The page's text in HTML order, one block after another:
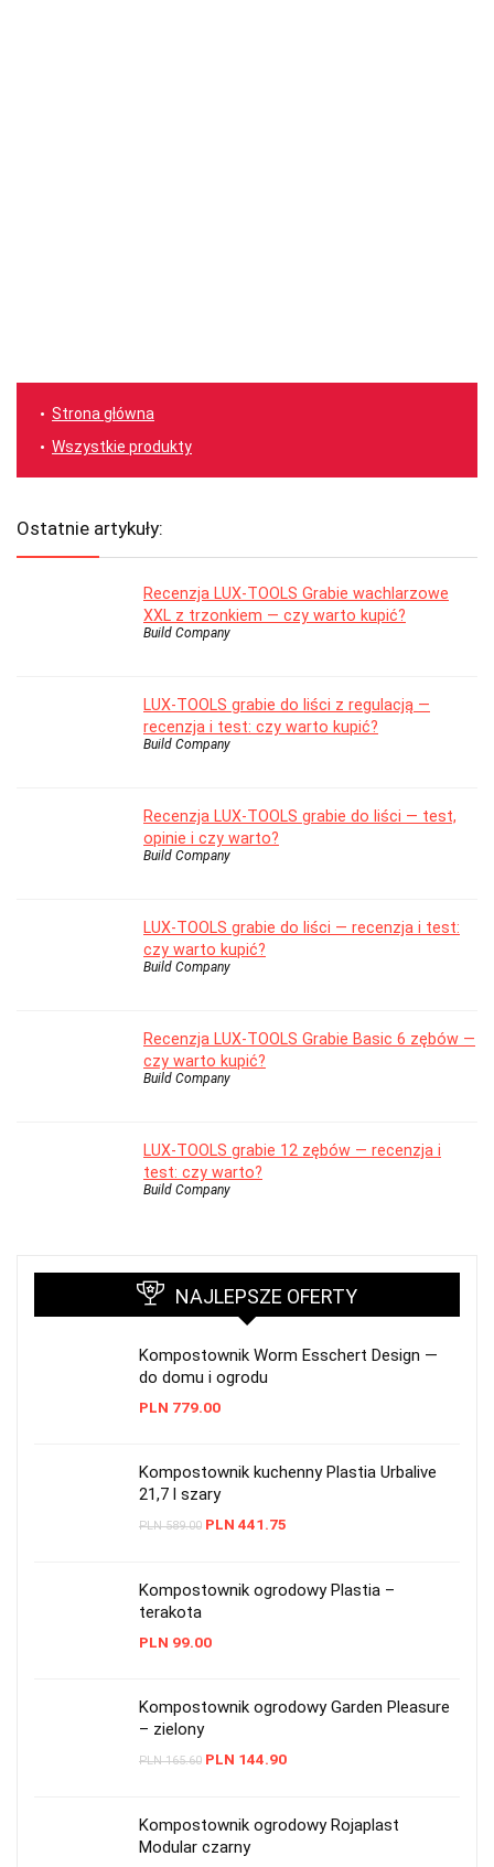
Strona główna
Wszystkie produkty
Ostatnie artykuły:
Recenzja LUX-TOOLS Grabie wachlarzowe
XXL z trzonkiem — czy warto kupić?
Build Company
LUX-TOOLS grabie do liści z regulacją —
recenzja i test: czy warto kupić?
Build Company
Recenzja LUX-TOOLS grabie do liści — test,
opinie i czy warto?
Build Company
LUX-TOOLS grabie do liści — recenzja i test:
czy warto kupić?
Build Company
Recenzja LUX-TOOLS Grabie Basic 6 zębów —
czy warto kupić?
Build Company
LUX-TOOLS grabie 12 zębów — recenzja i
test: czy warto?
Build Company
NAJLEPSZE OFERTY
Kompostownik Worm Esschert Design —
do domu i ogrodu
PLN 779.00
Kompostownik kuchenny Plastia Urbalive
21,7 l szary
PLN589.00 PLN 441.75
Kompostownik ogrodowy Plastia –
terakota
PLN 99.00
Kompostownik ogrodowy Garden Pleasure
– zielony
PLN165.60 PLN 144.90
Kompostownik ogrodowy Rojaplast
Modular czarny